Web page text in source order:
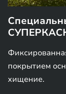
покрытием
хищение.